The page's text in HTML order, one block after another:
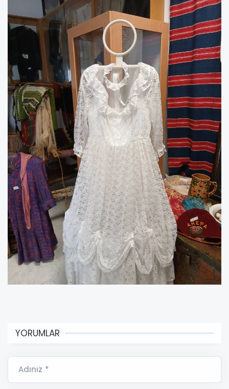
YORUMLAR
Adınız *